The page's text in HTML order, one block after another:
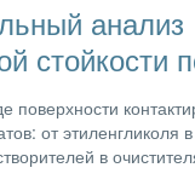
анализ
стойкости
поверхности
от этиленгликоля
в